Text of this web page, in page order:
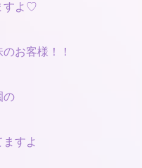
すよ♡
お客様！！
の
すよ